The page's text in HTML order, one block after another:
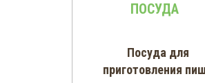
ПОСУДА
Посуда для
приготовления